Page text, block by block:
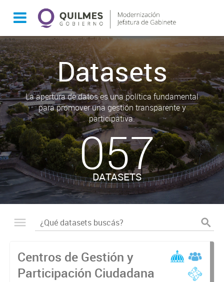
Datasets
La apertura de datos es una política fundamental
para promover una gestión transparente y
participativa.
057
DATASETS
Centros de Gestión y
Participación Ciudadana